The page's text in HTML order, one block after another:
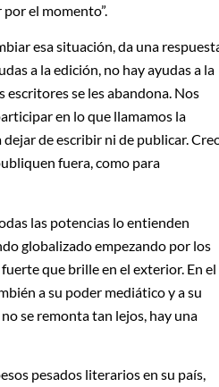
el momento”.
esa situación, da una
a la edición, no hay ayudas a la
escritores se les abandona. Nos
en lo que llamamos la
de escribir ni de publicar.
fuera, como para
las potencias lo entienden
globalizado empezando por los
que brille en el exterior. En el
a su poder mediático y a su
se remonta tan lejos, hay una
pesados literarios en su país,